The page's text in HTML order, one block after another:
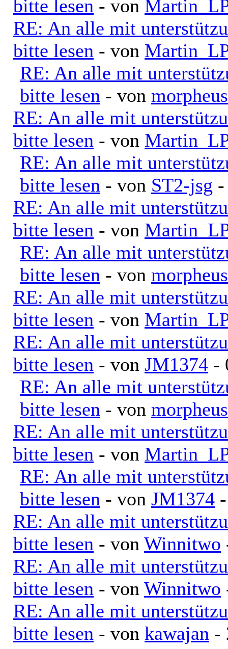
bitte lesen - von
RE: An alle mit
bitte lesen - von
RE: An alle mit
bitte lesen - von morpheus
RE: An alle mit
bitte lesen - von
RE: An alle mit
bitte lesen - von ST2-jsg
RE: An alle mit
bitte lesen - von
RE: An alle mit
bitte lesen - von morpheus
RE: An alle mit
bitte lesen - von
RE: An alle mit
bitte lesen - von JM1374 -
RE: An alle mit
bitte lesen - von morpheus
RE: An alle mit
bitte lesen - von
RE: An alle mit
bitte lesen - von JM1374
RE: An alle mit
bitte lesen - von Winnitwo
RE: An alle mit
bitte lesen - von Winnitwo
RE: An alle mit
bitte lesen - von kawajan -